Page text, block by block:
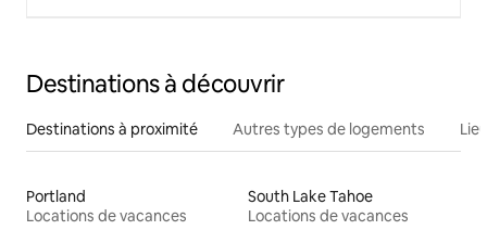
Destinations à découvrir
Destinations à proximité Autres types de logements
Portland
Locations de vacances
South Lake Tahoe
Locations de vacances